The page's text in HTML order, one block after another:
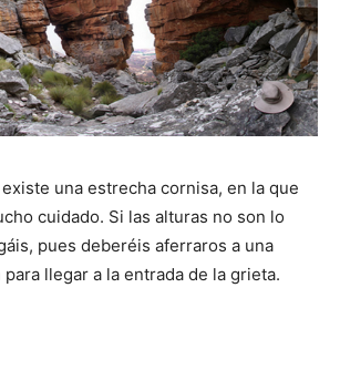
una estrecha cornisa, en la que
cuidado. Si las alturas no son lo
pues deberéis aferraros a una
para llegar a la entrada de la grieta.